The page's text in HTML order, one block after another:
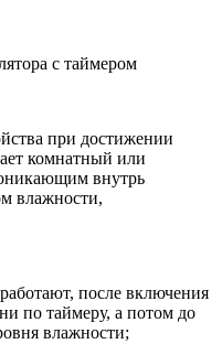
при достижении
комнатный или
внутрь
влажности,
после включения
по таймеру, а потом до
влажности;